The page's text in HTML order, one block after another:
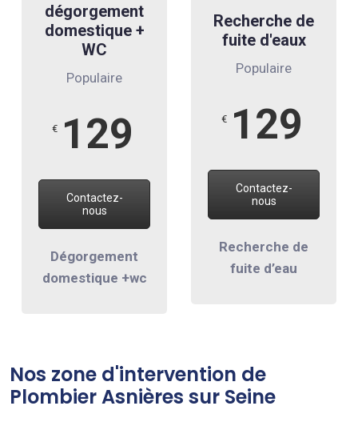
dégorgement
domestique +
WC
Populaire
€ 129
Contactez-
nous
Dégorgement
domestique +wc
Recherche de
fuite d'eaux
Populaire
€ 129
Contactez-
nous
Recherche de
fuite d’eau
Nos zone d'intervention de
Plombier Asnières sur Seine